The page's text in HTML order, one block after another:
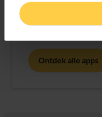
fysiotherapie. Jij
met onze apps.
Ontdek alle apps